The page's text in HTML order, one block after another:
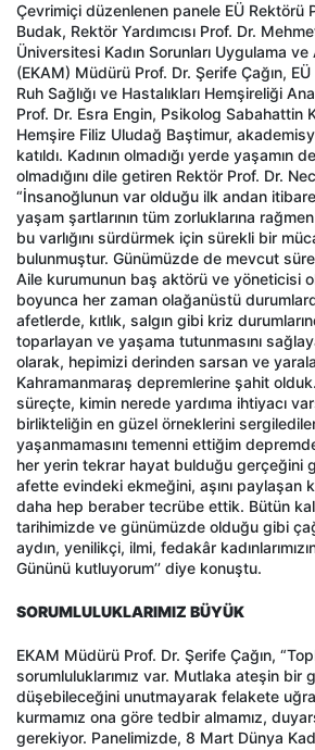
Çevrimiçi düzenlenen panele EÜ Rektörü
Budak, Rektör Yardımcısı Prof. Dr.
Üniversitesi Kadın Sorunları Uygulama
(EKAM) Müdürü Prof. Dr. Şerife Çağın,
Ruh Sağlığı ve Hastalıkları Hemşireliği
Prof. Dr. Esra Engin, Psikolog Sabahattin
Hemşire Filiz Uludağ Baştimur,
katıldı. Kadının olmadığı yerde yaşamın
olmadığını dile getiren Rektör Prof. Dr.
“İnsanoğlunun var olduğu ilk andan
yaşam şartlarının tüm zorluklarına
bu varlığını sürdürmek için sürekli bir
bulunmuştur. Günümüzde de mevcut
Aile kurumunun baş aktörü ve yöneticisi
boyunca her zaman olağanüstü
afetlerde, kıtlık, salgın gibi kriz
toparlayan ve yaşama tutunmasını
olarak, hepimizi derinden sarsan ve
Kahramanmaraş depremlerine şahit olduk.
süreçte, kimin nerede yardıma ihtiyacı
birlikteliğin en güzel örneklerini
yaşanmamasını temenni ettiğim
her yerin tekrar hayat bulduğu gerçeğini
afette evindeki ekmeğini, aşını paylaşan
daha hep beraber tecrübe ettik. Bütün
tarihimizde ve günümüzde olduğu gibi
aydın, yenilikçi, ilmi, fedakâr
Gününü kutluyorum’’ diye konuştu.
SORUMLULUKLARIMIZ BÜYÜK
EKAM Müdürü Prof. Dr. Şerife Çağın,
sorumluluklarımız var. Mutlaka ateşin bir
düşebileceğini unutmayarak felakete
kurmamız ona göre tedbir almamız,
gerekiyor. Panelimizde, 8 Mart Dünya